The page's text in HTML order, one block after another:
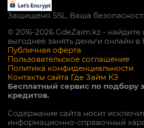
Защищено SSL. Ваша
© 2016-2026 GdeZaim.kz - найдите
выгоднее занять деньги онлайн в
Публичная оферта
Пользовательское соглашение
Политика конфиденциальности
Контакты сайта Где Займ КЗ
Бесплатный сервис по подбору
кредитов.
Содержание сайта носит
информационно-справочный